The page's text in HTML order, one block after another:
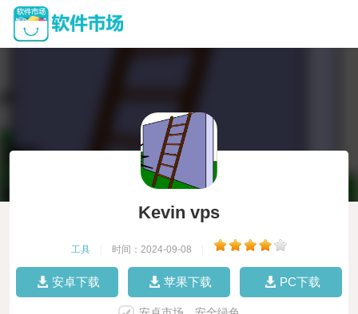
Kevin vps
工具 时间：2024-09-08
安卓下载 苹果下载 PC下载